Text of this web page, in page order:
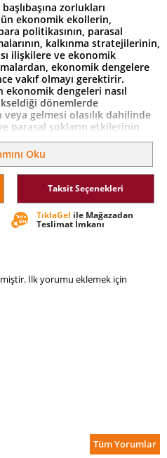
zorlukları
ekonomik ekollerin,
politikasının, parasal
kalkınma stratejilerinin,
ilişkilere ve ekonomik
ekonomik dengelere
vakıf olmayı gerektirir.
ekonomik dengeleri nasıl
dönemlerde
gelmesi olasılık dahilinde
parasal şokların etkilerinin
alan olması bakımından,
bağlayan ve sonuçlar elde
hazırlamak, gerçek
de bunu yapmaya çalıştık.
Oku
Taksit Seçenekleri
TıklaGel ile Mağazadan
Teslimat İmkanı
İlk yorumu eklemek için
Tüm Yorumlar